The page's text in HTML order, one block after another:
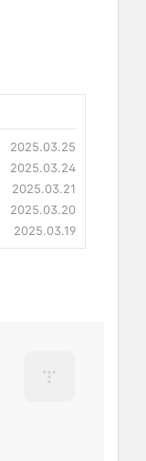
2025.03.25
2025.03.24
2025.03.21
2025.03.20
2025.03.19